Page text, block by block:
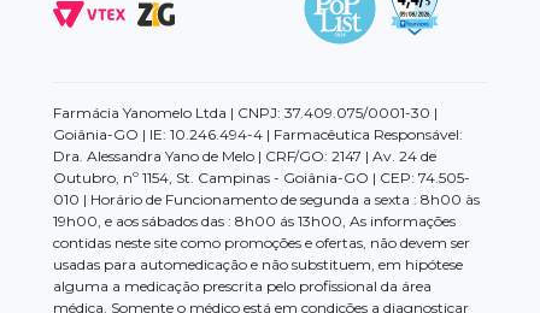
Farmácia Yanomelo Ltda | CNPJ: 37.409.075/0001-30 |
Goiânia-GO | IE: 10.246.494-4 | Farmacêutica Responsável:
Dra. Alessandra Yano de Melo | CRF/GO: 2147 | Av. 24 de
Outubro, nº 1154, St. Campinas - Goiânia-GO | CEP: 74.505-
010 | Horário de Funcionamento de segunda a sexta : 8h00 às
19h00, e aos sábados das : 8h00 ás 13h00, As informações
contidas neste site como promoções e ofertas, não devem ser
usadas para automedicação e não substituem, em hipótese
alguma a medicação prescrita pelo profissional da área
médica. Somente o médico está em condições a diagnosticar